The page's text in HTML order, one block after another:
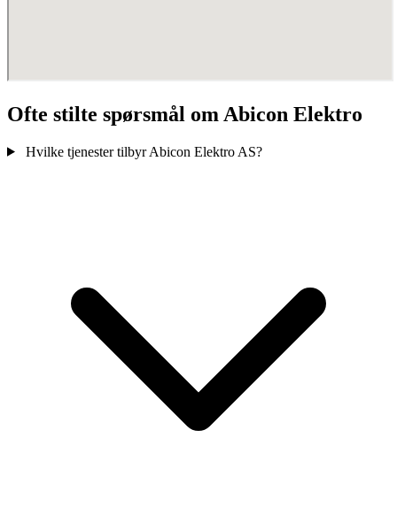
Ofte stilte spørsmål om Abicon Elektro
Hvilke tjenester tilbyr Abicon Elektro AS?